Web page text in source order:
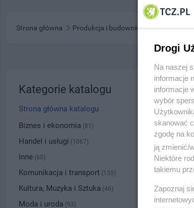
Strona główna Produkcja i budownictwo
Kategorie katalogu
Strona główna katalogu
Biznes i ekonomia (81)
Handel i usługi (1067)
Inne (60)
Komunikacja i transport (155)
Kultura, Muzyka i Sztuka (46)
Moda i uroda (93)
Drogi
Na naszej
informacje
informacje
wybór
skanować
zgodę na
ją zmienić/
Niektóre
takiemu
Zapoznaj